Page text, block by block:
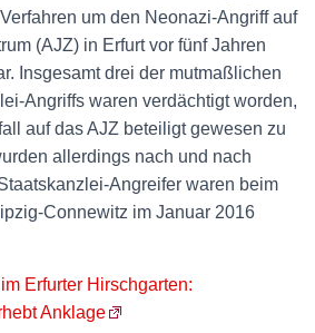
um den Neonazi-Angriff auf
(AJZ) in Erfurt vor fünf Jahren
Insgesamt drei der mutmaßlichen
Angriffs waren verdächtigt worden,
auf das AJZ beteiligt gewesen zu
allerdings nach und nach
Angreifer waren beim
Connewitz im Januar 2016
Erfurter Hirschgarten:
Anklage